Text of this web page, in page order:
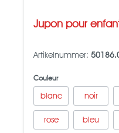
Jupon pour
Artikelnummer:
Couleur
blanc noir
rose bleu